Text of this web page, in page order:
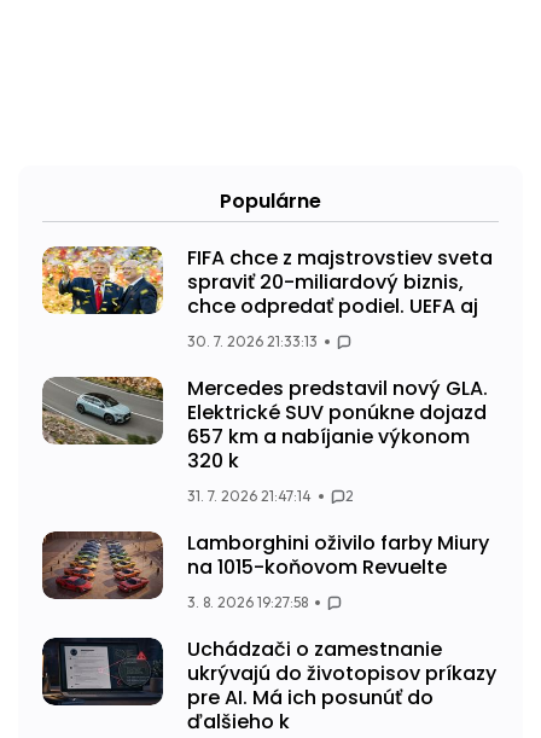
Populárne
FIFA chce z majstrovstiev sveta
spraviť 20-miliardový biznis,
chce odpredať podiel. UEFA aj
30. 7. 2026 21:33:13
Mercedes predstavil nový GLA.
Elektrické SUV ponúkne dojazd
657 km a nabíjanie výkonom
320 k
31. 7. 2026 21:47:14 2
Lamborghini oživilo farby Miury
na 1015-koňovom Revuelte
3. 8. 2026 19:27:58
Uchádzači o zamestnanie
ukrývajú do životopisov príkazy
pre AI. Má ich posunúť do
ďalšieho k